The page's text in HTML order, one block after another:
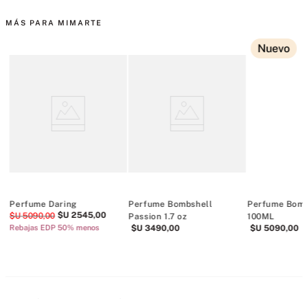
MÁS PARA MIMARTE
Perfume Daring
$U 5090,00 $U 2545,00
Rebajas EDP 50% menos
Perfume Bombshell
Passion 1.7 oz
$U 3490,00
Nuevo
Perfume
100ML
$U 5090,00